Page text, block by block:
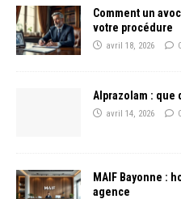
Comment un
votre procédure
avril 18, 2026
Alprazolam : que
avril 14, 2026
MAIF Bayonne :
agence